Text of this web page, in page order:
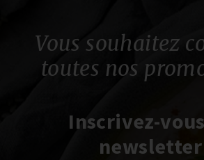
Vous souhaitez
toutes nos
Inscrivez-
newsletter